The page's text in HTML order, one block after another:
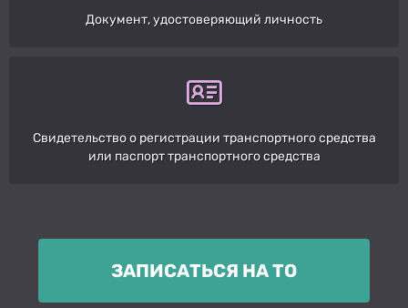
Документ, удостоверяющий личность
Свидетельство о регистрации транспортного средства
или паспорт транспортного средства
ЗАПИСАТЬСЯ НА ТО